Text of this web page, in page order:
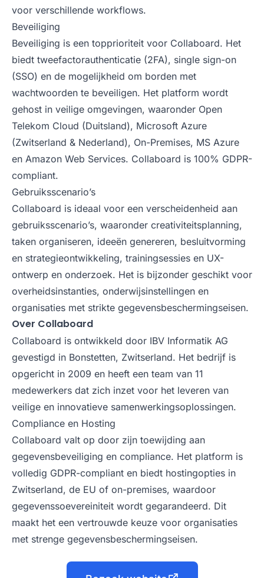
voor verschillende workflows.
Beveiliging
Beveiliging is een topprioriteit voor Collaboard. Het
biedt tweefactorauthenticatie (2FA), single sign-on
(SSO) en de mogelijkheid om borden met
wachtwoorden te beveiligen. Het platform wordt
gehost in veilige omgevingen, waaronder Open
Telekom Cloud (Duitsland), Microsoft Azure
(Zwitserland & Nederland), On-Premises, MS Azure
en Amazon Web Services. Collaboard is 100% GDPR-
compliant.
Gebruiksscenario’s
Collaboard is ideaal voor een verscheidenheid aan
gebruiksscenario’s, waaronder creativiteitsplanning,
taken organiseren, ideeën genereren, besluitvorming
en strategieontwikkeling, trainingsessies en UX-
ontwerp en onderzoek. Het is bijzonder geschikt voor
overheidsinstanties, onderwijsinstellingen en
organisaties met strikte gegevensbeschermingseisen.
Over Collaboard
Collaboard is ontwikkeld door IBV Informatik AG
gevestigd in Bonstetten, Zwitserland. Het bedrijf is
opgericht in 2009 en heeft een team van 11
medewerkers dat zich inzet voor het leveren van
veilige en innovatieve samenwerkingsoplossingen.
Compliance en Hosting
Collaboard valt op door zijn toewijding aan
gegevensbeveiliging en compliance. Het platform is
volledig GDPR-compliant en biedt hostingopties in
Zwitserland, de EU of on-premises, waardoor
gegevenssoevereiniteit wordt gegarandeerd. Dit
maakt het een vertrouwde keuze voor organisaties
met strenge gegevensbeschermingseisen.